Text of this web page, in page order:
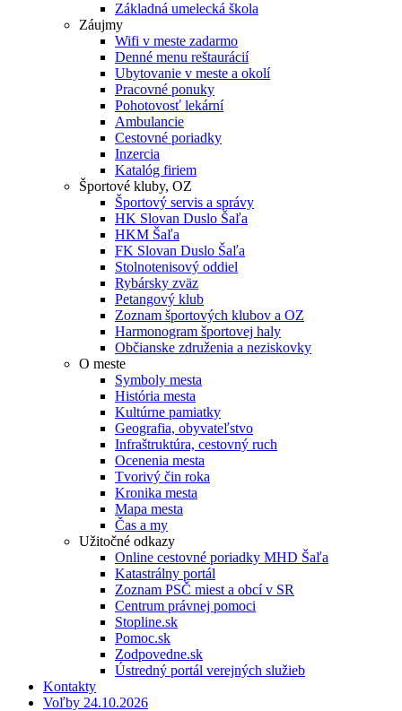
Základná umelecká škola
Záujmy
Wifi v meste zadarmo
Denné menu reštaurácií
Ubytovanie v meste a okolí
Pracovné ponuky
Pohotovosť lekární
Ambulancie
Cestovné poriadky
Inzercia
Katalóg firiem
Športové kluby, OZ
Športový servis a správy
HK Slovan Duslo Šaľa
HKM Šaľa
FK Slovan Duslo Šaľa
Stolnotenisový oddiel
Rybársky zväz
Petangový klub
Zoznam športových klubov a OZ
Harmonogram športovej haly
Občianske združenia a neziskovky
O meste
Symboly mesta
História mesta
Kultúrne pamiatky
Geografia, obyvateľstvo
Infraštruktúra, cestovný ruch
Ocenenia mesta
Tvorivý čin roka
Kronika mesta
Mapa mesta
Čas a my
Užitočné odkazy
Online cestovné poriadky MHD Šaľa
Katastrálny portál
Zoznam PSČ miest a obcí v SR
Centrum právnej pomoci
Stopline.sk
Pomoc.sk
Zodpovedne.sk
Ústredný portál verejných služieb
Kontakty
Voľby 24.10.2026